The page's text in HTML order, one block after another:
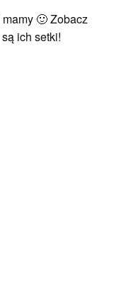
🙂 Zobacz
ich setki!